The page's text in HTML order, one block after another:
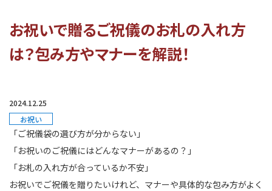
お祝いで贈るご祝儀のお札の入れ方
は？包み方やマナーを解説！
2024.12.25
お祝い
「ご祝儀袋の選び方が分からない」
「お祝いのご祝儀にはどんなマナーがあるの？」
「お札の入れ方が合っているか不安」
お祝いでご祝儀を贈りたいけれど、マナーや具体的な包み方がよく